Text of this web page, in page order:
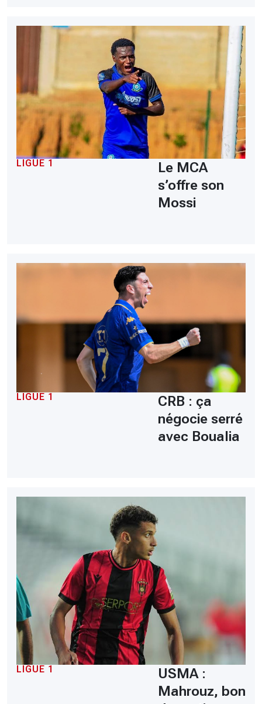
LIGUE 1
Le MCA
s’offre son
Mossi
LIGUE 1
CRB : ça
négocie serré
avec Boualia
LIGUE 1
USMA :
Mahrouz, bon